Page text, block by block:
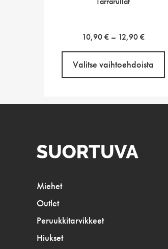
10,90€ – 12,90€
Valitse vaihtoehdoista
Miehet
Outlet
Peruukkitarvikkeet
Hiukset